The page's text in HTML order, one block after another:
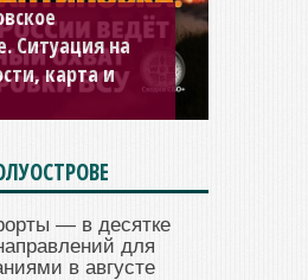
Ситуация на
карта и
— в десятке
для
в августе